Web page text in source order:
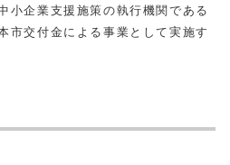
小企業支援施策の執行機関である
市交付金による事業として実施す